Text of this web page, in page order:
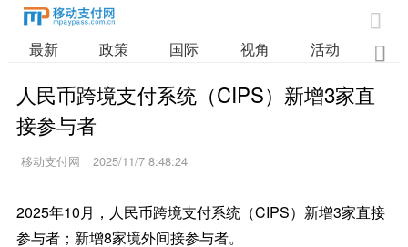

最新 政策 国际 视角 活动 业

人民币跨境支付系统（CIPS）新增3家直
接参与者
移动支付网 2025/11/7 8:48:24
2025年10月，人民币跨境支付系统（CIPS）新增3家直接
参与者；新增8家境外间接参与者。